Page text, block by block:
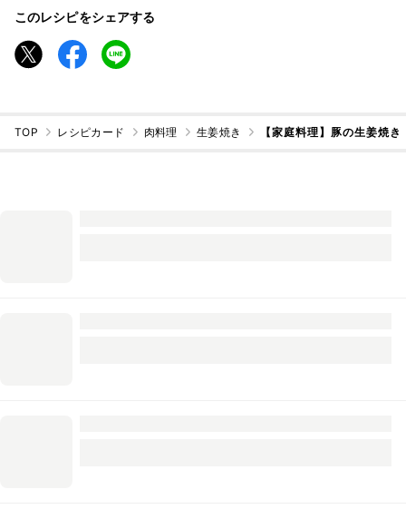
このレシピをシェアする
TOP レシピカード 肉料理 生姜焼き 【家庭料理】豚の生姜焼